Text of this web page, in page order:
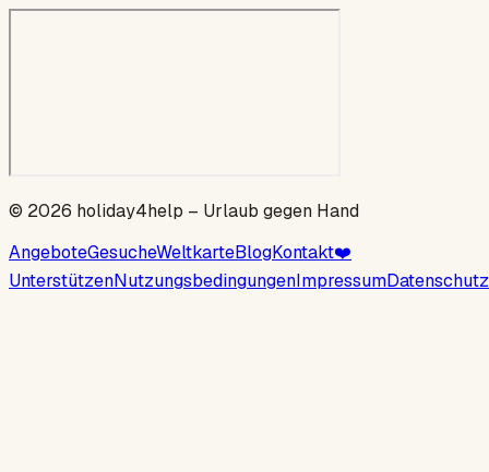
© 2026 holiday4help – Urlaub gegen Hand
AngeboteGesucheWeltkarteBlogKontakt❤️
UnterstützenNutzungsbedingungenImpressumDatenschutz